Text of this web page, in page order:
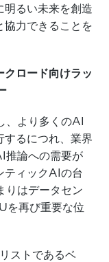
明るい未来を創造
協力できることを
ロード向けラッ
、より多くのAI
するにつれ、業界
推論への需要が
ティックAIの台
りはデータセン
を再び重要な位
ストであるベ